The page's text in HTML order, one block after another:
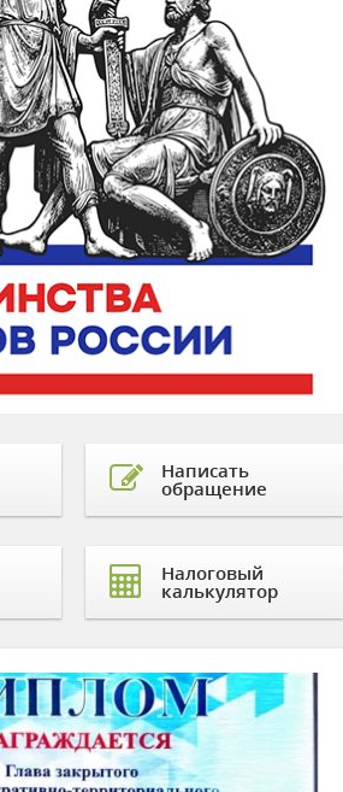
Написать
обращение
Налоговый
калькулятор